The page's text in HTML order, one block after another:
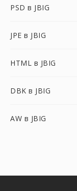
PSD в JBIG
JPE в JBIG
HTML в JBIG
DBK в JBIG
AW в JBIG